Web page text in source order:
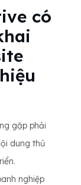
có
gặp phải
dung thủ
nghiệp